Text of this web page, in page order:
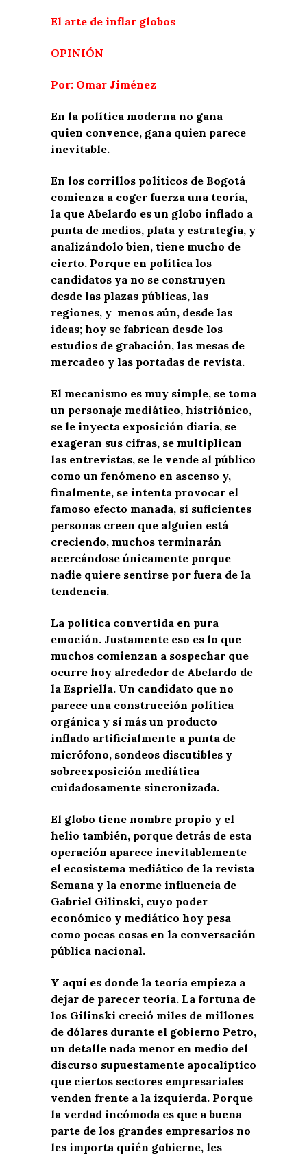
El arte de inflar globos
OPINIÓN
Por: Omar Jiménez
En la política moderna no gana
quien convence, gana quien parece
inevitable.
En los corrillos políticos de Bogotá
comienza a coger fuerza una teoría,
la que Abelardo es un globo inflado a
punta de medios, plata y estrategia, y
analizándolo bien, tiene mucho de
cierto. Porque en política los
candidatos ya no se construyen
desde las plazas públicas, las
regiones, y menos aún, desde las
ideas; hoy se fabrican desde los
estudios de grabación, las mesas de
mercadeo y las portadas de revista.
El mecanismo es muy simple, se toma
un personaje mediático, histriónico,
se le inyecta exposición diaria, se
exageran sus cifras, se multiplican
las entrevistas, se le vende al público
como un fenómeno en ascenso y,
finalmente, se intenta provocar el
famoso efecto manada, si suficientes
personas creen que alguien está
creciendo, muchos terminarán
acercándose únicamente porque
nadie quiere sentirse por fuera de la
tendencia.
La política convertida en pura
emoción. Justamente eso es lo que
muchos comienzan a sospechar que
ocurre hoy alrededor de Abelardo de
la Espriella. Un candidato que no
parece una construcción política
orgánica y sí más un producto
inflado artificialmente a punta de
micrófono, sondeos discutibles y
sobreexposición mediática
cuidadosamente sincronizada.
El globo tiene nombre propio y el
helio también, porque detrás de esta
operación aparece inevitablemente
el ecosistema mediático de la revista
Semana y la enorme influencia de
Gabriel Gilinski, cuyo poder
económico y mediático hoy pesa
como pocas cosas en la conversación
pública nacional.
Y aquí es donde la teoría empieza a
dejar de parecer teoría. La fortuna de
los Gilinski creció miles de millones
de dólares durante el gobierno Petro,
un detalle nada menor en medio del
discurso supuestamente apocalíptico
que ciertos sectores empresariales
venden frente a la izquierda. Porque
la verdad incómoda es que a buena
parte de los grandes empresarios no
les importa quién gobierne, les